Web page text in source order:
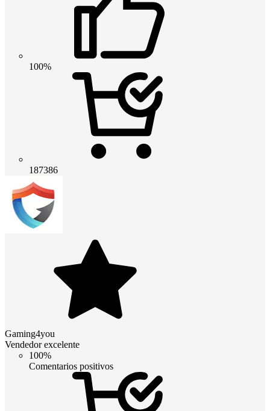
100%
187386
Gaming4you
Vendedor excelente
100%
Comentarios positivos